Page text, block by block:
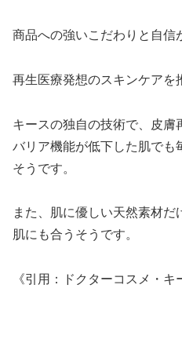
商品への強いこだわりと自信
再生医療発想のスキンケアを
キースの独自の技術で、皮膚
バリア機能が低下した肌でも
そうです。
また、肌に優しい天然素材
肌にも合うそうです。
《引用：ドクターコスメ・キ